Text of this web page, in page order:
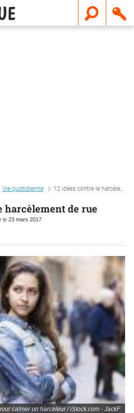
Vie quotidienne 12 idées contre le harcèlement de rue
harcèlement de rue
le 23 mars 2017
calmer un harceleur / iStock.com - JackF